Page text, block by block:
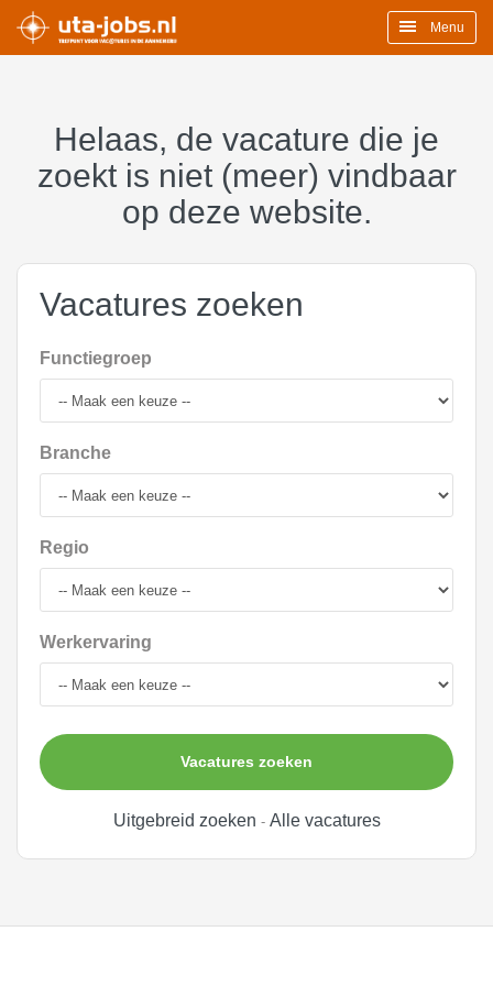
Menu
Helaas, de vacature die je
zoekt is niet (meer) vindbaar
op deze website.
Vacatures zoeken
Functiegroep
Branche
Regio
Werkervaring
Vacatures zoeken
Uitgebreid zoeken - Alle vacatures